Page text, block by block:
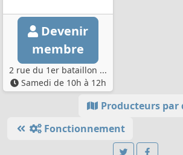
Devenir
membre
2 rue du 1er bataillon ...
Samedi de 10h à 12h
Producteurs
Fonctionnement